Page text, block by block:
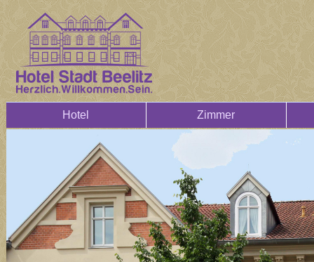
Hotel Zimmer